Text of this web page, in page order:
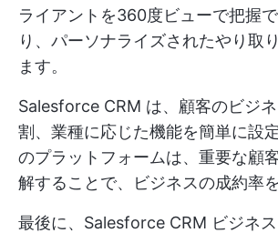
ライアントを360度ビューで把握
り、パーソナライズされたやり取
ます。
Salesforce CRM は、顧客のビジ
割、業種に応じた機能を簡単に設
のプラットフォームは、重要な顧
解することで、ビジネスの成約率
最後に、Salesforce CRM ビジネ